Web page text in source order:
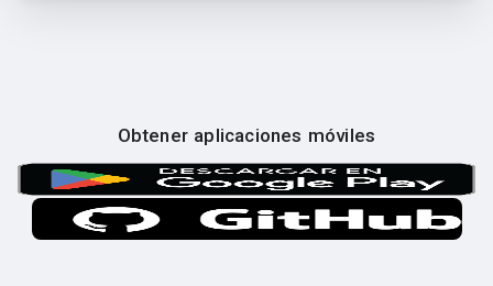
Obtener aplicaciones móviles